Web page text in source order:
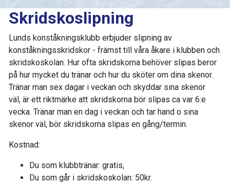
Skridskoslipning
Lunds konståkningsklubb erbjuder slipning av
konståkningsskridskor - främst till våra åkare i klubben och
skridskoskolan. Hur ofta skridskorna behöver slipas beror
på hur mycket du tränar och hur du sköter om dina skenor.
Tränar man sex dagar i veckan och skyddar sina skenor
väl, är ett riktmärke att skridskorna bör slipas ca var 6:e
vecka. Tränar man en dag i veckan och tar hand o sina
skenor väl, bör skridskorna slipas en gång/termin.
Kostnad:
Du som klubbtränar: gratis,
Du som går i skridskoskolan: 50kr.